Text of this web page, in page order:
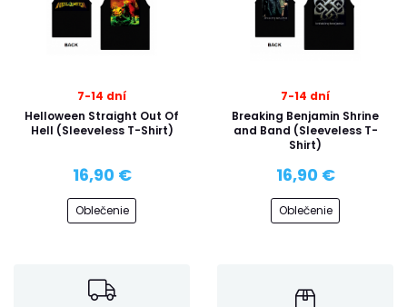
7-14 dní
Helloween Straight Out Of
Hell (Sleeveless T-Shirt)
16,90 €
Oblečenie
7-14 dní
Breaking Benjamin Shrine
and Band (Sleeveless T-
Shirt)
16,90 €
Oblečenie